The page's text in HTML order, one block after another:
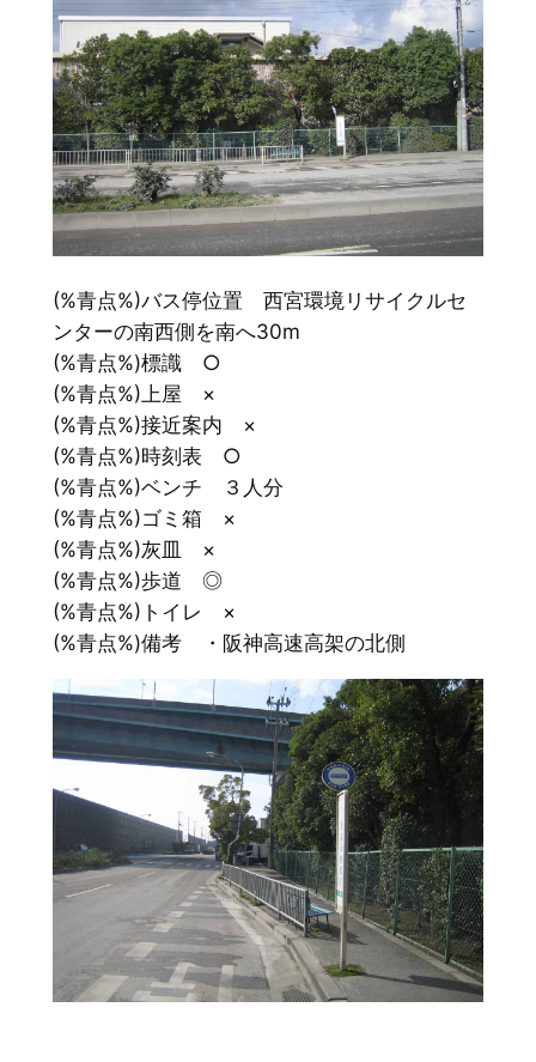
(%青点%)バス停位置 西宮環境リサイクルセ
ンターの南西側を南へ30m
(%青点%)標識 ○
(%青点%)上屋 ×
(%青点%)接近案内 ×
(%青点%)時刻表 ○
(%青点%)ベンチ ３人分
(%青点%)ゴミ箱 ×
(%青点%)灰皿 ×
(%青点%)歩道 ◎
(%青点%)トイレ ×
(%青点%)備考 ・阪神高速高架の北側